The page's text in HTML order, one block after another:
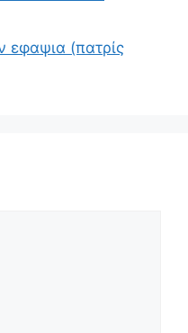
εφαψια (πατρίς